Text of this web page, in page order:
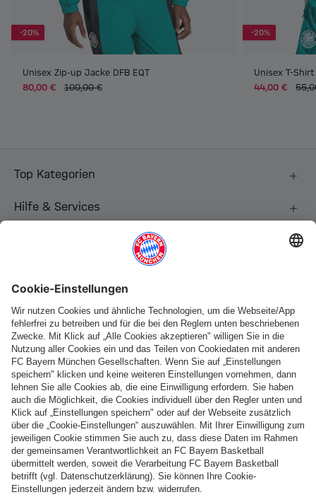
-20%
Unisex Zip-up Jacke DFB EQT
80,00 €
100,00 €
-20%
Unisex T-Shirt
44,00 €
Top Kategorien
Hilfe & Services
Folge uns
Zahlung & Lieferung
FC Bayern Store App